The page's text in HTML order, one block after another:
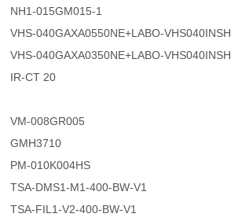
NH1-015GM015-1
VHS-040GAXA0550NE+LABO-VHS040INSH
VHS-040GAXA0350NE+LABO-VHS040INSH
IR-CT 20
VM-008GR005
GMH3710
PM-010K004HS
TSA-DMS1-M1-400-BW-V1
TSA-FIL1-V2-400-BW-V1